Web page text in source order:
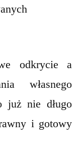
odkrycie a
własnego
już nie długo
i gotowy